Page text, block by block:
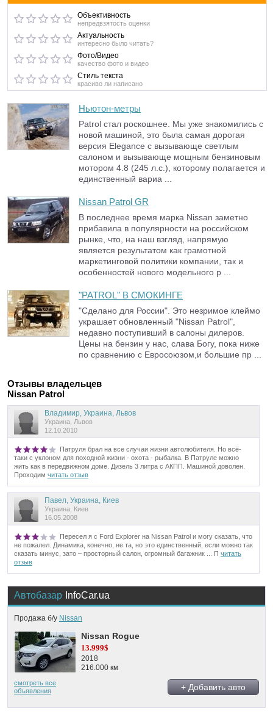
Объективность
непредвзятость оценки
Актуальность
интересно было читать?
Фото/Видео
качество фото и видео
Стиль текста
красиво ли написано
Ньютон-метры
Patrol стал роскошнее. Мы уже знакомились с
новой машиной, это была самая дорогая
версия Elegance с вызывающе светлым
салоном и вызывающе мощным бензиновым
мотором 4.8 (245 л.с.), которому полагается и
единственный вариа ...
Nissan Patrol GR
В последнее время марка Nissan заметно
прибавила в популярности на российском
рынке, что, на наш взгляд, напрямую
является результатом как грамотной
маркетинговой политики компании, так и
особенностей нового модельного р ...
"PATROL" В СМОКИНГЕ
"Сделано для России". Это незримое клеймо
украшает обновленный "Nissan Patrol",
недавно поступивший в салоны дилеров.
Цены на бензин у нас, слава Богу, пока ниже
по сравнению с Евросоюзом,и большие пр ...
Отзывы владельцев
Nissan Patrol
Владимир, Украина, Львов
Украина, Львов
12.10.2010
Патруля брал на все случаи жизни автолюбителя. Но всё-
таки с уклоном для походной жизни - охота - рыбалка. В Патруле можно
жить как в передвижном доме. Дизель 3 литра с АКПП. Машиной доволен.
Проходим читать отзыв
Павел, Украина, Киев
Украина, Киев
16.05.2008
Пересел я с Ford Explorer на Nissan Patrol и могу сказать, что
не пожалел. Динамика, конечно, не та, но это единственный, если можно так
сказать минус, зато – просторный салон, огромный багажник ... П читать
отзыв
Автобазар InfoCar.ua
Продажа б/у Nissan
Nissan Rogue
13.999$
2018
216.000 км
+ Добавить авто
смотреть все
объявления